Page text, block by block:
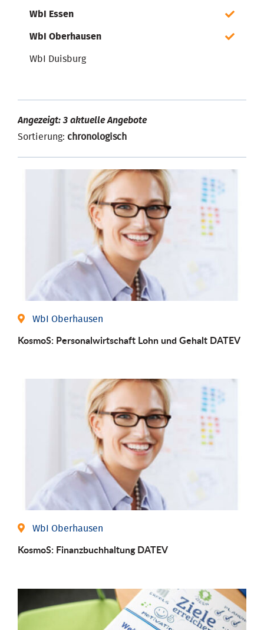
WbI Essen
WbI Oberhausen
WbI Duisburg
Angezeigt: 3 aktuelle Angebote
Sortierung: chronologisch
WbI Oberhausen
KosmoS: Personalwirtschaft Lohn und Gehalt DATEV
WbI Oberhausen
KosmoS: Finanzbuchhaltung DATEV